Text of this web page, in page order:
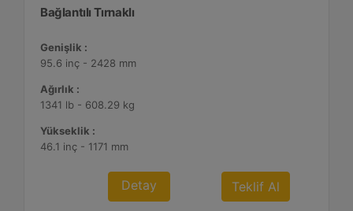
Bağlantılı Tırnaklı
Genişlik :
95.6 inç - 2428 mm
Ağırlık :
1341 lb - 608.29 kg
Yükseklik :
46.1 inç - 1171 mm
Detay Teklif Al